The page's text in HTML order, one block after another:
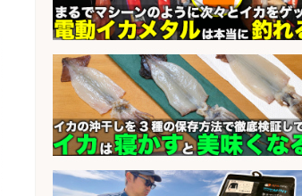
会社名 株式会社ホットスタッフ滋賀
精肉・青果・鮮魚販売/「志布志
市」お魚のカットや商品の陳列業
務/「時給1,150円〜」/時間選べる×
未経験歓迎×残業少なめ/鹿児島県/
志布志市